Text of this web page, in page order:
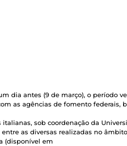
dia antes (9 de março), o período
as agências de fomento federais,
sob coordenação da
as diversas realizadas no
(disponível em